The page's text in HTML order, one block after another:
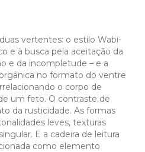
vertentes: o estilo Wabi-
e à busca pela aceitação da
e da incompletude – e a
no formato do ventre
o corpo de
um feto. O contraste de
da rusticidade. As formas
leves, texturas
E a cadeira de leitura
como elemento